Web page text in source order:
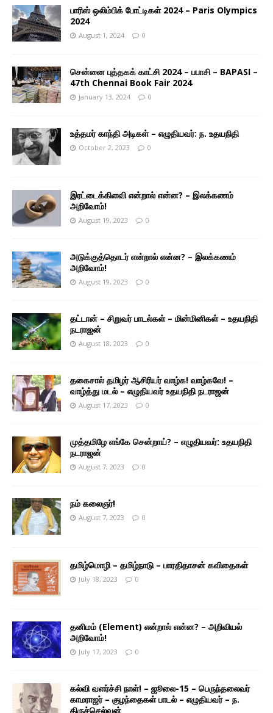
பாரிஸ் ஒலிம்பிக் போட்டிகள் 2024 – Paris Olympics
2024
August 1, 2024 0
சென்னை புத்தகக் காட்சி 2024 – பபாசி – BAPASI –
47th Chennai Book Fair 2024
January 13, 2024 0
உத்தமர் காந்தி அடிகள் – எழுதியவர்: ந. உதயநிதி
October 2, 2023 0
இரட்டைக்கிளவி என்றால் என்ன? – இலக்கணம்
அறிவோம்!
August 19, 2023 0
அடுக்குத்தொடர் என்றால் என்ன? – இலக்கணம்
அறிவோம்!
August 19, 2023 0
தட்டான் – சிறுவர் பாடல்கள் – மின்மினிகள் – உதயநிதி
நடராஜன்
August 18, 2023 0
தகைசால் தமிழர் ஆசிரியர் வாழ்க! வாழ்கவே! –
வாழ்த்து மடல் – எழுதியவர் உதயநிதி நடராஜன்
August 17, 2023 0
முத்தமிழே எங்கே சென்றாய்? – எழுதியவர்: உதயநிதி
நடராஜன்
August 7, 2023 0
நம் கலைஞர்!
August 7, 2023 0
தமிழ்மொழி – தமிழ்நாடு – பாரதிதாசன் கவிதைகள்
July 18, 2023 0
தனிமம் (Element) என்றால் என்ன? – அறிவியல்
அறிவோம்!
July 17, 2023 0
கல்வி வளர்ச்சி நாள்! – ஜூலை-15 – பெருந்தலைவர்
காமராஜர் – குழந்தைகள் பாடல் – எழுதியவர் – ந.
திருச்செல்வன்